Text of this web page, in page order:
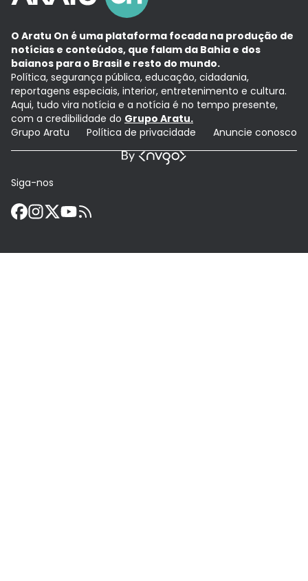
O Aratu On é uma plataforma focada na produção de
notícias e conteúdos, que falam da Bahia e dos
baianos para o Brasil e resto do mundo.
Política, segurança pública, educação, cidadania,
reportagens especiais, interior, entretenimento e cultura.
Aqui, tudo vira notícia e a notícia é no tempo presente,
com a credibilidade do Grupo Aratu.
Grupo Aratu
Política de privacidade Anuncie conosco
Siga-nos